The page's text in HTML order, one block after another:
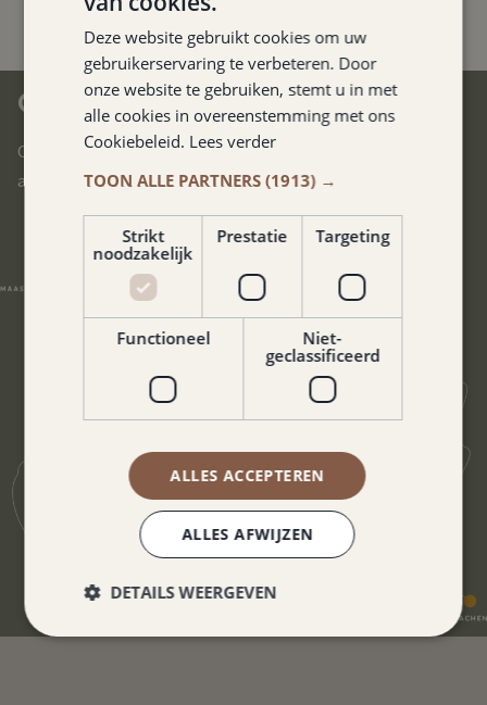
CENTRAAL IN ZUID-LIMBURG
Ons hotel is gelegen in het hart van Zuid-Limburg. U bereikt
alle uithoeken van deze prachtige regio in no-time.
Deze website gebruikt cookies om uw
gebruikerservaring te verbeteren. Door
onze website te gebruiken, stemt u in met
alle cookies in overeenstemming met ons
Cookiebeleid. Lees verder
TOON ALLE PARTNERS (1913) →
Strikt
noodzakelijk
Prestatie Targeting
Functioneel
Niet-
geclassificeerd
ALLES ACCEPTEREN
ALLES AFWIJZEN
DETAILS WEERGEVEN